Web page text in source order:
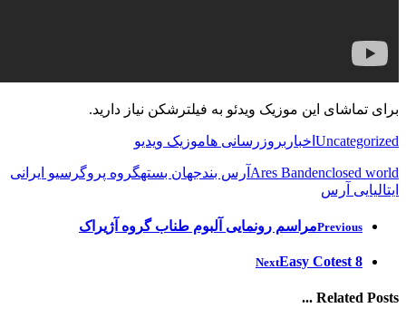
برای تماشای این موزیک ویدئو به فیلترشکن نیاز دارید.
Uncategorized اخبار بروزرسانی هاموزیک ویدیو
Ares Bandenclosed world آرس بندجهان بستهگروه پروگرسیو ایرانی
ایتالیایی آرس
Previousمراسم رونمایی آلبوم طناب گروه آژیراک
NextEasy Cotest 8
Related Posts ...